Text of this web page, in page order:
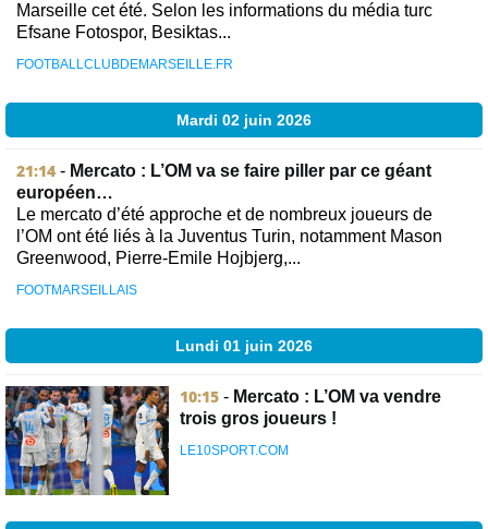
Marseille cet été. Selon les informations du média turc
Efsane Fotospor, Besiktas...
FOOTBALLCLUBDEMARSEILLE.FR
Mardi 02 juin 2026
21:14 - Mercato : L’OM va se faire piller par ce géant
européen…
Le mercato d’été approche et de nombreux joueurs de
l’OM ont été liés à la Juventus Turin, notamment Mason
Greenwood, Pierre-Emile Hojbjerg,...
FOOTMARSEILLAIS
Lundi 01 juin 2026
10:15 - Mercato : L’OM va vendre
trois gros joueurs !
LE10SPORT.COM